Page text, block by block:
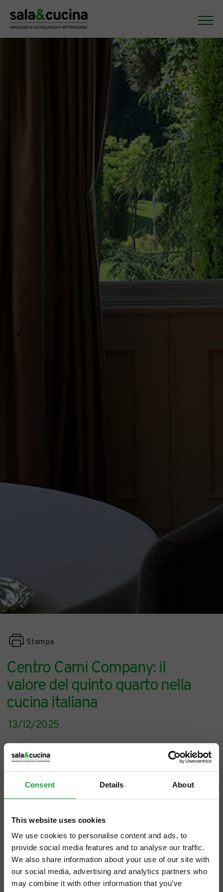
Consent Details About
This website uses cookies
We use cookies to personalise content and ads, to
provide social media features and to analyse our traffic.
We also share information about your use of our site with
our social media, advertising and analytics partners who
may combine it with other information that you’ve
Centro Carni Company: il
valore del quinto quarto nella
cucina italiana
Stampa
13/12/2025